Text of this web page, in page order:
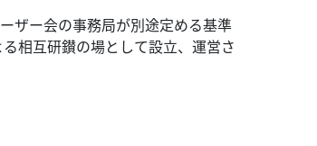
ザー会の事務局が別途定める基準
相互研鑚の場として設立、運営さ